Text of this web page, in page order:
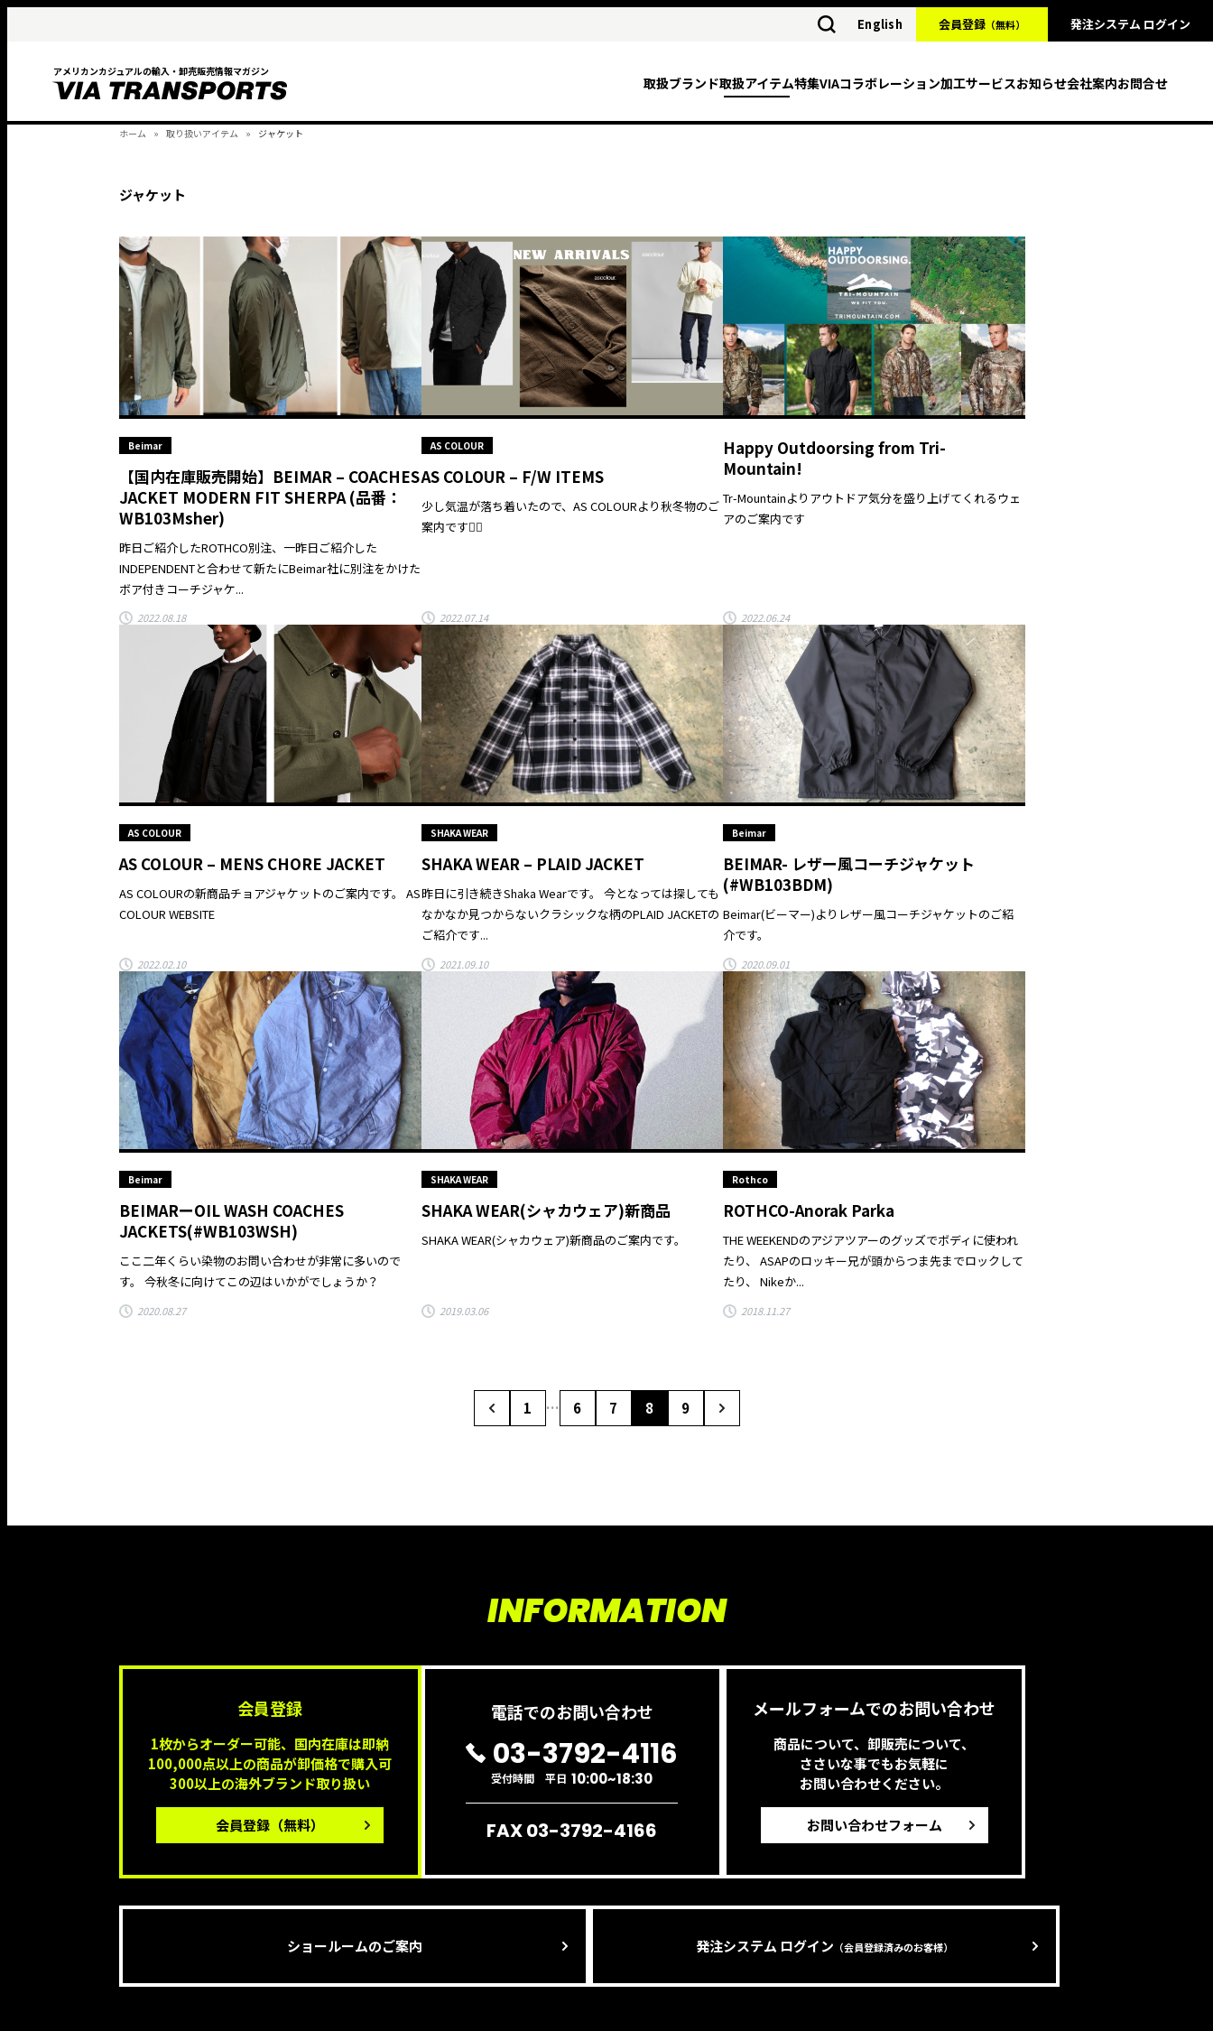
English 会員登録 （無料） 発注システム ログイン
アメリカンカジュアルの輸入・卸売販売情報マガジン
取扱ブランド取扱アイテム特集VIAコラボレーション加工サービスお知らせ会社案内お問合せ
ホーム 取り扱いアイテム ジャケット
ジャケット
Beimar
【国内在庫販売開始】BEIMAR – COACHES
JACKET MODERN FIT SHERPA (品番：
WB103Msher)
昨日ご紹介したROTHCO別注、一昨日ご紹介した
INDEPENDENTと合わせて新たにBeimar社に別注をかけた
ボア付きコーチジャケ...
2022.08.18
AS COLOUR
AS COLOUR – F/W ITEMS
少し気温が落ち着いたので、AS COLOURより秋冬物のご
案内です🙋‍♀️
2022.07.14
Happy Outdoorsing from Tri-
Mountain!
Tr-Mountainよりアウトドア気分を盛り上げてくれるウェ
アのご案内です
2022.06.24
AS COLOUR
AS COLOUR – MENS CHORE JACKET
AS COLOURの新商品チョアジャケットのご案内です。 AS
COLOUR WEBSITE
2022.02.10
SHAKA WEAR
SHAKA WEAR – PLAID JACKET
昨日に引き続きShaka Wearです。 今となっては探しても
なかなか見つからないクラシックな柄のPLAID JACKETの
ご紹介です...
2021.09.10
Beimar
BEIMAR- レザー風コーチジャケット
(#WB103BDM)
Beimar(ビーマー)よりレザー風コーチジャケットのご紹
介です。
2020.09.01
Beimar
BEIMARーOIL WASH COACHES
JACKETS(#WB103WSH)
ここ二年くらい染物のお問い合わせが非常に多いので
す。 今秋冬に向けてこの辺はいかがでしょうか？
2020.08.27
SHAKA WEAR
SHAKA WEAR(シャカウェア)新商品
SHAKA WEAR(シャカウェア)新商品のご案内です。
2019.03.06
Rothco
ROTHCO-Anorak Parka
THE WEEKENDのアジアツアーのグッズでボディに使われ
たり、 ASAPのロッキー兄が頭からつま先までロックして
たり、 Nikeか...
2018.11.27
1 … 6 7 8 9
INFORMATION
会員登録
1枚からオーダー可能、国内在庫は即納
100,000点以上の商品が卸価格で購入可
300以上の海外ブランド取り扱い
会員登録 （無料）
電話でのお問い合わせ
03-3792-4116
受付時間 平日 10:00~18:30
FAX 03-3792-4166
メールフォームでのお問い合わせ
商品について、卸販売について、
ささいな事でもお気軽に
お問い合わせください。
お問い合わせフォーム
ショールームのご案内 発注システム ログイン （会員登録済みのお客様）